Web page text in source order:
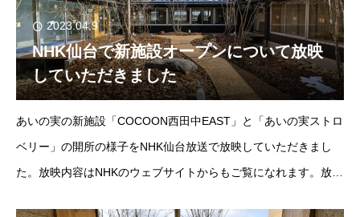
2023.04.9
NHK仙台で新施設オープンについて放映
していただきました
あいの実の新施設「COCOON西田中EAST」と「あいの実ストロ
ベリー」の開所の様子をNHK仙台放送で放映していただきまし
た。放映内容はNHKのウェブサイトからもご覧になれます。放映